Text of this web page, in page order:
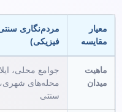
معیار
مقایسه
مردم‌نگاری
فیزیکی)
ماهیت
میدان
جوامع محلی،
محله‌های
سنتی